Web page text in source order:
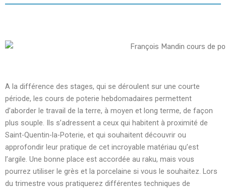
A la différence des stages, qui se déroulent sur une courte
période, les cours de poterie hebdomadaires permettent
d’aborder le travail de la terre, à moyen et long terme, de façon
plus souple. Ils s’adressent a ceux qui habitent à proximité de
Saint-Quentin-la-Poterie, et qui souhaitent découvrir ou
approfondir leur pratique de cet incroyable matériau qu’est
l’argile. Une bonne place est accordée au raku, mais vous
pourrez utiliser le grès et la porcelaine si vous le souhaitez. Lors
du trimestre vous pratiquerez différentes techniques de